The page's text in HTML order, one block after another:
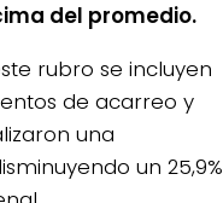
del promedio.
rubro se incluyen
de acarreo y
una
un 25,9%